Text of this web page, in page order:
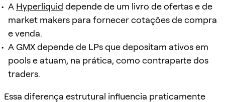
A Hyperliquid depende de um livro de ofertas e de
market makers para fornecer cotações de compra
e venda.
A GMX depende de LPs que depositam ativos em
pools e atuam, na prática, como contraparte dos
traders.
Essa diferença estrutural influencia praticamente